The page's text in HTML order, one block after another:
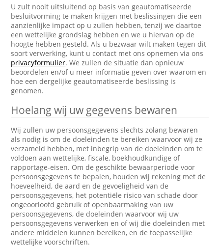
U zult nooit uitsluitend op basis van geautomatiseerde
besluitvorming te maken krijgen met beslissingen die een
aanzienlijke impact op u zullen hebben, tenzij we daartoe
een wettelijke grondslag hebben en we u hiervan op de
hoogte hebben gesteld. Als u bezwaar wilt maken tegen dit
soort verwerking, kunt u contact met ons opnemen via ons
privacyformulier. We zullen de situatie dan opnieuw
beoordelen en/of u meer informatie geven over waarom en
hoe een dergelijke geautomatiseerde beslissing is
genomen.
Hoelang wij uw gegevens bewaren
Wij zullen uw persoonsgegevens slechts zolang bewaren
als nodig is om de doeleinden te bereiken waarvoor wij ze
verzameld hebben, met inbegrip van de doeleinden om te
voldoen aan wettelijke, fiscale, boekhoudkundige of
rapportage-eisen. Om de geschikte bewaarperiode voor
persoonsgegevens te bepalen, houden wij rekening met de
hoeveelheid, de aard en de gevoeligheid van de
persoonsgegevens, het potentiële risico van schade door
ongeoorloofd gebruik of openbaarmaking van uw
persoonsgegevens, de doeleinden waarvoor wij uw
persoonsgegevens verwerken en of wij die doeleinden met
andere middelen kunnen bereiken, en de toepasselijke
wettelijke voorschriften.